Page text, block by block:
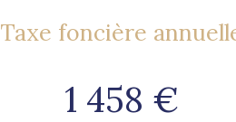
Taxe foncière
1 458 €